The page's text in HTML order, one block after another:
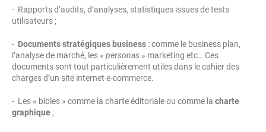
- Rapports d’audits, d’analyses, statistiques issues de tests
utilisateurs ;
- Documents stratégiques business : comme le business plan,
l’analyse de marché, les « personas » marketing etc… Ces
documents sont tout particulièrement utiles dans le cahier des
charges d’un site internet e-commerce.
- Les « bibles » comme la charte éditoriale ou comme la charte
graphique ;